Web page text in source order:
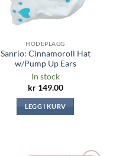
HODEPLAGG
Sanrio: Cinnamoroll Hat
w/Pump Up Ears
In stock
kr149.00
LEGG I KURV